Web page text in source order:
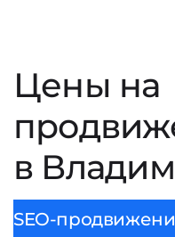
Цены на
в
SEO-